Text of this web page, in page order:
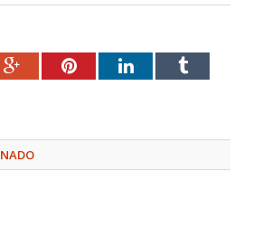
Google+PinterestLinkedInTumblr